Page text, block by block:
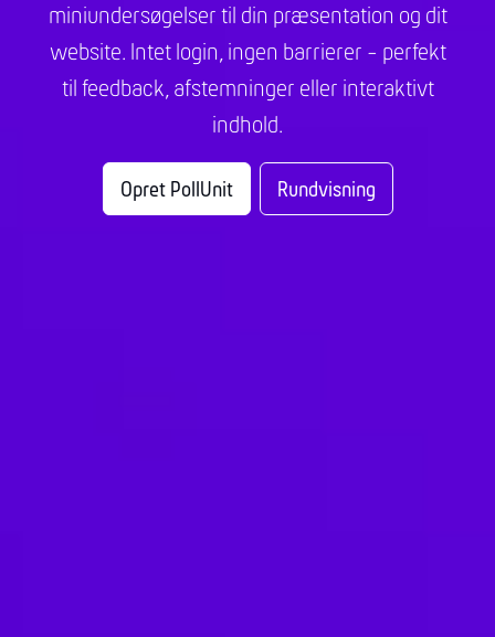
miniundersøgelser til din præsentation og dit
website. Intet login, ingen barrierer - perfekt
til feedback, afstemninger eller interaktivt
indhold.
Opret PollUnit Rundvisning